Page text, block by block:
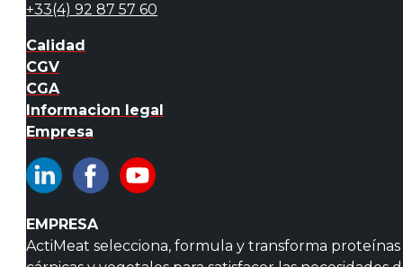
+33(4) 92 87 57 60
Calidad
CGV
CGA
Informacion legal
Empresa
EMPRESA
ActiMeat selecciona, formula y transforma proteínas